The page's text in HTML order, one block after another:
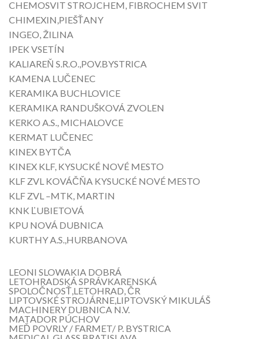
CHEMOSVIT STROJCHEM, FIBROCHEM SVIT
CHIMEXIN,PIEŠŤANY
INGEO, ŽILINA
IPEK VSETÍN
KALIAREŇ S.R.O.,POV.BYSTRICA
KAMENA LUČENEC
KERAMIKA BUCHLOVICE
KERAMIKA RANDUŠKOVÁ ZVOLEN
KERKO A.S., MICHALOVCE
KERMAT LUČENEC
KINEX BYTČA
KINEX KLF, KYSUCKÉ NOVÉ MESTO
KLF ZVL KOVÁČŇA KYSUCKÉ NOVÉ MESTO
KLF ZVL –MTK, MARTIN
KNK ĽUBIETOVÁ
KPU NOVÁ DUBNICA
KURTHY A.S.,HURBANOVA
LEONI SLOWAKIA DOBRÁ
LETOHRADSKÁ SPRÁVKARENSKÁ
SPOLOČNOSŤ,LETOHRAD, ČR
LIPTOVSKÉ STROJÁRNE,LIPTOVSKÝ MIKULÁŠ
MACHINERY DUBNICA N.V.
MATADOR PÚCHOV
MEĎ POVRLY / FARMET/ P. BYSTRICA